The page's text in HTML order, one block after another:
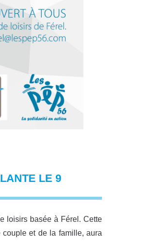
LE 9
loisirs basée à Férel. Cette
et de la famille, aura